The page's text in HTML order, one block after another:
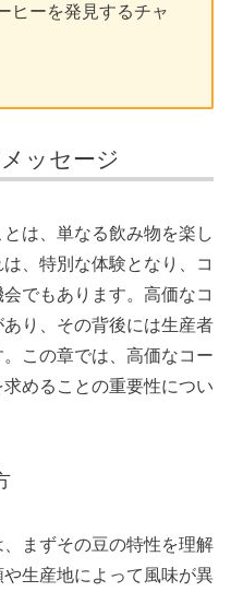
ヒーを発見するチャ
ッセージ
は、単なる飲み物を楽し
、特別な体験となり、コ
でもあります。高価なコ
り、その背後には生産者
この章では、高価なコー
めることの重要性につい
まずその豆の特性を理解
生産地によって風味が異